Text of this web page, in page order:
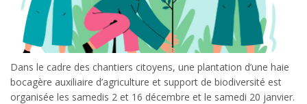
Dans le cadre des chantiers citoyens, une plantation d’une haie
bocagère auxiliaire d’agriculture et support de biodiversité est
organisée les samedis 2 et 16 décembre et le samedi 20 janvier.